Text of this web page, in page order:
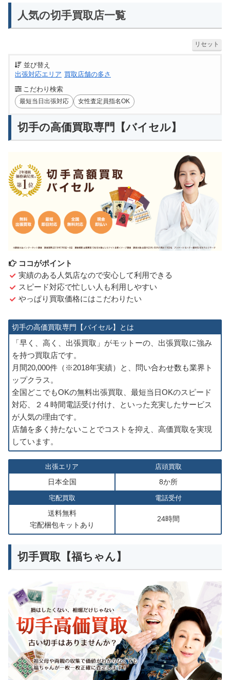
人気の切手買取店一覧
リセット
並び替え
出張対応エリア 買取店舗の多さ
こだわり検索
最短当日出張対応 女性査定員指名OK
切手の高価買取専門【バイセル】
ココがポイント
実績のある人気店なので安心して利用できる
スピード対応で忙しい人も利用しやすい
やっぱり買取価格にはこだわりたい
切手の高価買取専門【バイセル】とは
「早く、高く、出張買取」がモットーの、出張買取に強み
を持つ買取店です。
月間20,000件（※2018年実績）と、問い合わせ数も業界ト
ップクラス。
全国どこでもOKの無料出張買取、最短当日OKのスピード
対応、２４時間電話受け付け、といった充実したサービス
が人気の理由です。
店舗を多く持たないことでコストを抑え、高価買取を実現
しています。
出張エリア
日本全国
店頭買取
8か所
宅配買取
送料無料
宅配梱包キットあり
電話受付
24時間
切手買取【福ちゃん】